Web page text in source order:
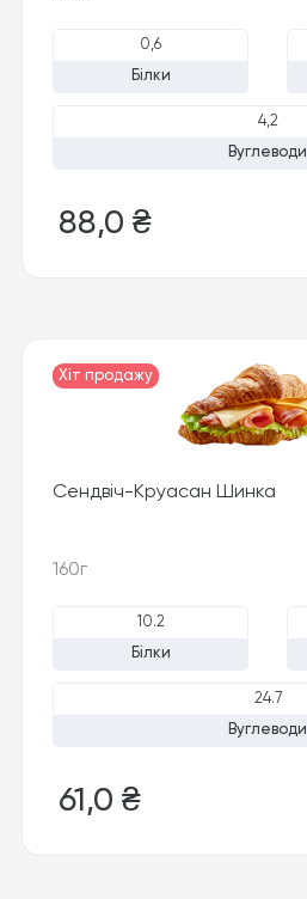
0,6
Білки
4,2
Вуглеводи
88,0 ₴
Хіт продажу
Сендвіч-Круасан Шинка
160г
10.2
Білки
24.7
Вуглеводи
61,0 ₴